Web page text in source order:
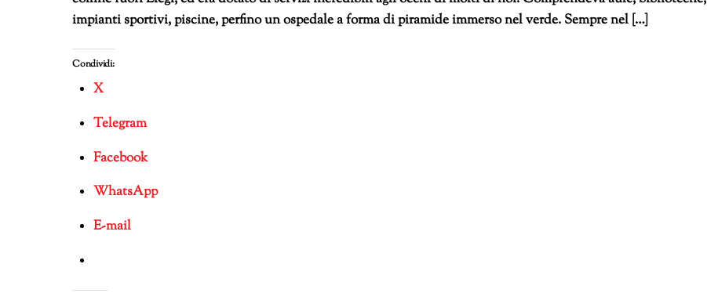
impianti sportivi, piscine, perfino un ospedale a forma di piramide immerso nel verde. Sempre nel […]
Condividi:
X
Telegram
Facebook
WhatsApp
E-mail